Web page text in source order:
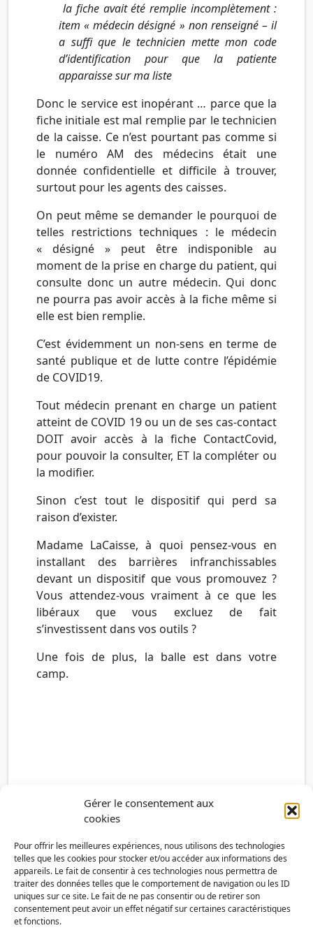
Gérer le consentement aux
cookies
Pour offrir les meilleures expériences, nous utilisons des technologies
telles que les cookies pour stocker et/ou accéder aux informations des
appareils. Le fait de consentir à ces technologies nous permettra de
traiter des données telles que le comportement de navigation ou les ID
uniques sur ce site. Le fait de ne pas consentir ou de retirer son
consentement peut avoir un effet négatif sur certaines caractéristiques
et fonctions.
la fiche avait été remplie incomplètement :
item « médecin désigné » non renseigné – il
a suffi que le technicien mette mon code
d’identification pour que la patiente
apparaisse sur ma liste
Donc le service est inopérant … parce que la
fiche initiale est mal remplie par le technicien
de la caisse. Ce n’est pourtant pas comme si
le numéro AM des médecins était une
donnée confidentielle et difficile à trouver,
surtout pour les agents des caisses.
On peut même se demander le pourquoi de
telles restrictions techniques : le médecin
« désigné » peut être indisponible au
moment de la prise en charge du patient, qui
consulte donc un autre médecin. Qui donc
ne pourra pas avoir accès à la fiche même si
elle est bien remplie.
C’est évidemment un non-sens en terme de
santé publique et de lutte contre l’épidémie
de COVID19.
Tout médecin prenant en charge un patient
atteint de COVID 19 ou un de ses cas-contact
DOIT avoir accès à la fiche ContactCovid,
pour pouvoir la consulter, ET la compléter ou
la modifier.
Sinon c’est tout le dispositif qui perd sa
raison d’exister.
Madame LaCaisse, à quoi pensez-vous en
installant des barrières infranchissables
devant un dispositif que vous promouvez ?
Vous attendez-vous vraiment à ce que les
libéraux que vous excluez de fait
s’investissent dans vos outils ?
Une fois de plus, la balle est dans votre
camp.